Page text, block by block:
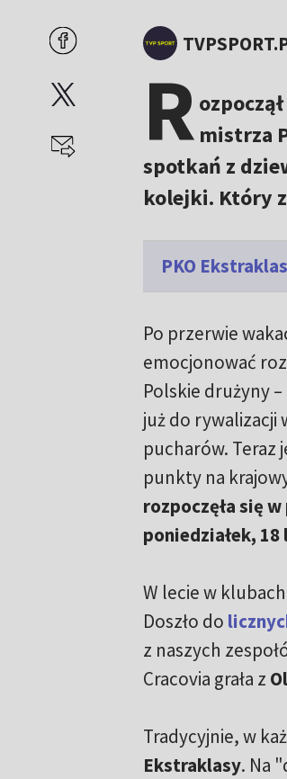
R mistrza
spotkań z
kolejki. Który
PKO
Po przerwie
emocjonować
Polskie drużyny
już do rywalizacji
pucharów. Teraz
punkty na
rozpoczęła się
poniedziałek, 18
W lecie w
Doszło do
z naszych
Cracovia grała z
Tradycyjnie, w
Ekstraklasy. Na